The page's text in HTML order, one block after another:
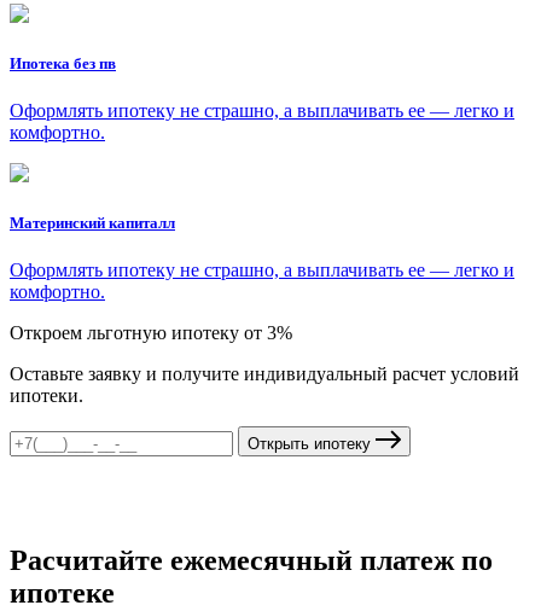
Ипотека без пв
Оформлять ипотеку не страшно, а выплачивать ее — легко и
комфортно.
Материнский капиталл
Оформлять ипотеку не страшно, а выплачивать ее — легко и
комфортно.
Откроем льготную ипотеку от 3%
Оставьте заявку и получите индивидуальный расчет условий
ипотеки.
Открыть ипотеку
Расчитайте ежемесячный платеж по
ипотеке